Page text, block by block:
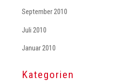
September 2010
Juli 2010
Januar 2010
Kategorien